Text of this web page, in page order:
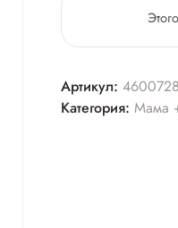
Артикул:
Категория: Мама